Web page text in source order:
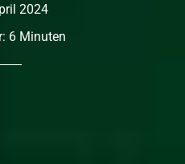
2024
6 Minuten